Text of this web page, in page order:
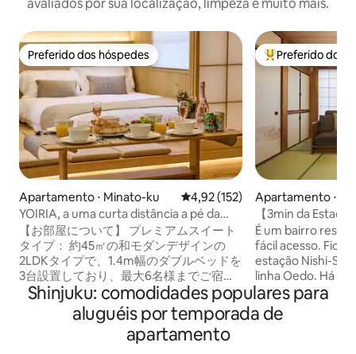
avaliados por sua localização, limpeza e muito mais.
Preferido dos hóspedes
Preferido dos hóspedes
Apartamento ⋅ Minato-ku 4,92 de uma avaliação média de
4,92 (152)
YOIRIA, a uma curta distância a pé da
Torre de Tóquio, com acesso a 4 linhas
de trem, perto da estação, com conexão
direta para os dois aeroportos e para
todos os pontos turísticos, 2 quartos,
para no máximo 6...
【お部屋について】 プレミアムスイート
タイプ： 約45㎡の和モダンデザインの
2LDKタイプで、1.4m幅のダブルベッドを
3台設置しており、最大6名様までご宿泊
いただけます。 建物にはエレベーターが
あり、各フロア1室のみのため、プライベ
ート性の高い空間です。 同じ建物内に同
一タイプのお部屋が複数ございます。ご
Entre os
Preferido dos
Apartamento ⋅
【3min da
五丁目駅 徒歩3分
É um bairro
fácil acesso. Fica
estação Nishi-
linha Oedo. Há
de conveniência
proximidades. A
também fica a
Shinjuku: comodidades populares para
aluguéis por temporada de
apartamento